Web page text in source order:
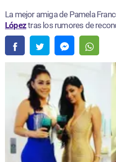
La mejor amiga de Pamela
Lópeztras los rumores de